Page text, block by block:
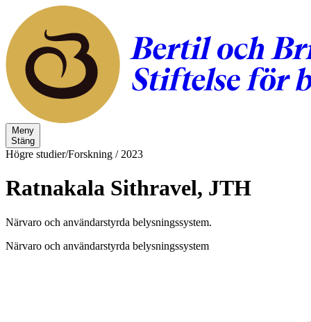
Meny
Stäng
Högre studier/Forskning / 2023
Ratnakala Sithravel, JTH
Närvaro och användarstyrda belysningssystem.
Närvaro och användarstyrda belysningssystem